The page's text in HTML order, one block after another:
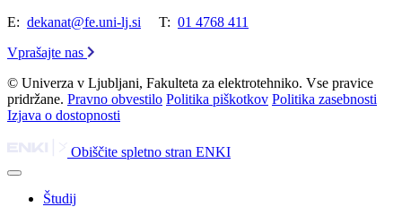
E: dekanat@fe.uni-lj.si T: 01 4768 411
Vprašajte nas
© Univerza v Ljubljani, Fakulteta za elektrotehniko. Vse pravice
pridržane. Pravno obvestilo Politika piškotkov Politika zasebnosti
Izjava o dostopnosti
Obiščite spletno stran ENKI
Študij